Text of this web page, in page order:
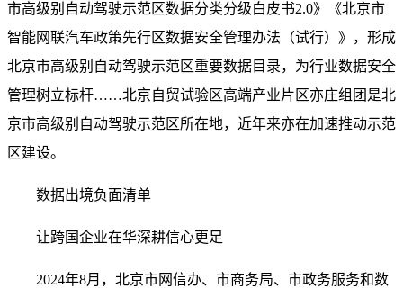
市高级别自动驾驶示范区数据分类分级白皮书2.0》《北京市
智能网联汽车政策先行区数据安全管理办法（试行）》，形成
北京市高级别自动驾驶示范区重要数据目录，为行业数据安全
管理树立标杆……北京自贸试验区高端产业片区亦庄组团是北
京市高级别自动驾驶示范区所在地，近年来亦在加速推动示范
区建设。
数据出境负面清单
让跨国企业在华深耕信心更足
2024年8月，北京市网信办、市商务局、市政务服务和数